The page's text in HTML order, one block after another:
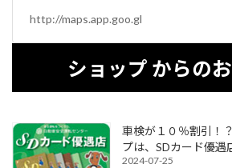
http://maps.app.goo.gl
ショップ からの
車検が１０％割引！
プは、SDカード優遇
2024-07-25